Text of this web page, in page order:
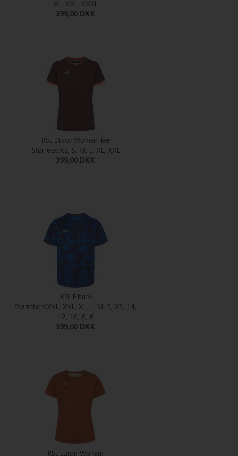
XL, XXL, XXXL
399,00 DKK
RSL Draco Women Tee
Størrelse:XS, S, M, L, XL, XXL
399,00 DKK
RSL Elham
Størrelse:XXXL, XXL, XL, L, M, S, XS, 14,
12, 10, 8, 6
399,00 DKK
RSL Luton Women